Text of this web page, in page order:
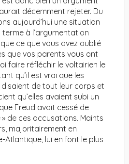
décemment rejeter. Du
aujourd’hui une situation
à l’argumentation
ce que vous avez oublié
que vos parents vous ont
faire réfléchir le voltairien le
qu’il est vrai que les
de tout leur corps et
qu’elles avaient subi un
Freud avait cessé de
de ces accusations. Maints
majoritairement en
Atlantique, lui en font le plus